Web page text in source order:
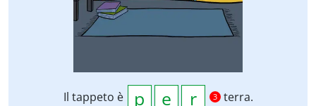
Il tappeto è 3 terra.